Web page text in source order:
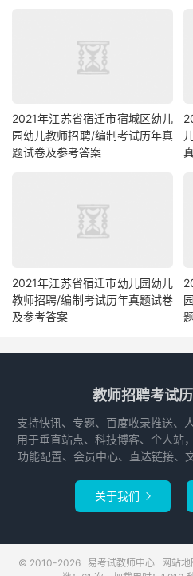
2021年江苏省宿迁市宿城区幼儿
园幼儿教师招聘/编制考试历年真
题试卷及参考答案
2021年江苏省宿迁市幼儿园幼儿
教师招聘/编制考试历年真题试卷
及参考答案
教师招聘考试
支持快讯、专题、百度收录推送、
用于垂直站点、科技博客、个人站
功能配置、会员中心、直达链接、
关于我们 
© 2010-2026 易考试教师中心 网站地